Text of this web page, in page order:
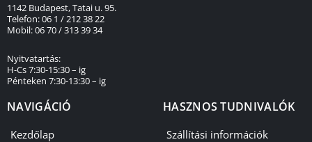
1142 Budapest, Tatai u. 95.
Telefon: 06 1 / 212 38 22
Mobil: 06 70 / 313 39 34
Nyitvatartás:
H-Cs 7:30-15:30 – ig
Pénteken 7:30-13:30 – ig
NAVIGÁCIÓ
Kezdőlap
HASZNOS TUDNIVALÓK
Szállítási információk